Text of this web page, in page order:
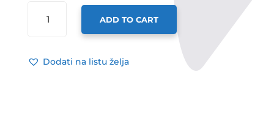
HALL
ZA
ADD TO CART
Dodati na listu želja